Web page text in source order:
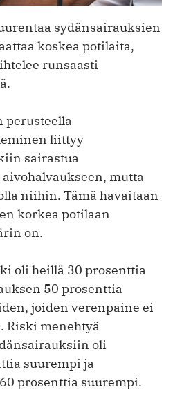
sydänsairauksien
koskea potilaita,
runsaasti
perusteella
liittyy
sairastua
mutta
niihin. Tämä havaitaan
korkea potilaan
on.
oli heillä 30 prosenttia
50 prosenttia
joiden verenpaine ei
Riski menehtyä
oli
suurempi ja
prosenttia suurempi.